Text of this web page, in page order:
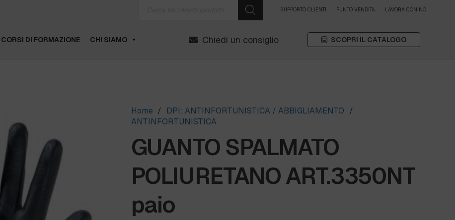
SUPPORTO CLIENTI PUNTO VENDITA LAVORA CON NOI
CORSI DI FORMAZIONE CHI SIAMO Chiedi un consiglio SCOPRI IL CATALOGO
Home / DPI: ANTINFORTUNISTICA / ABBIGLIAMENTO /
ANTINFORTUNISTICA
GUANTO SPALMATO
POLIURETANO ART.3350NT
paio